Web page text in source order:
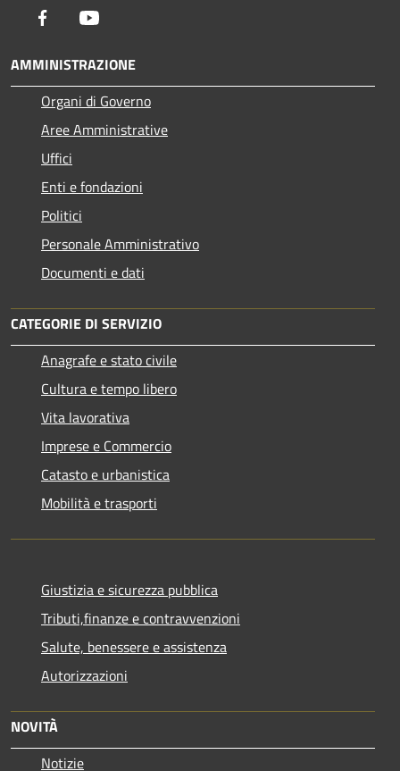
Facebook
AMMINISTRAZIONE
Organi di Governo
Aree Amministrative
Uffici
Enti e fondazioni
Politici
Personale Amministrativo
Documenti e dati
CATEGORIE DI SERVIZIO
Anagrafe e stato civile
Cultura e tempo libero
Vita lavorativa
Imprese e Commercio
Catasto e urbanistica
Mobilità e trasporti
Giustizia e sicurezza pubblica
Tributi,finanze e contravvenzioni
Salute, benessere e assistenza
Autorizzazioni
NOVITÀ
Notizie